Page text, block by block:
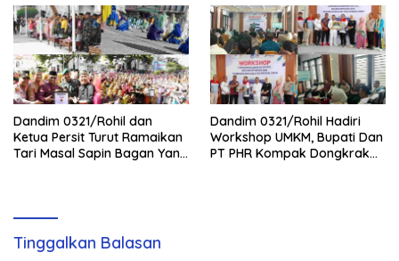
Dandim 0321/Rohil dan
Ketua Persit Turut Ramaikan
Tari Masal Sapin Bagan Yang
Dandim 0321/Rohil Hadiri
Workshop UMKM, Bupati Dan
PT PHR Kompak Dongkrak
Tinggalkan Balasan